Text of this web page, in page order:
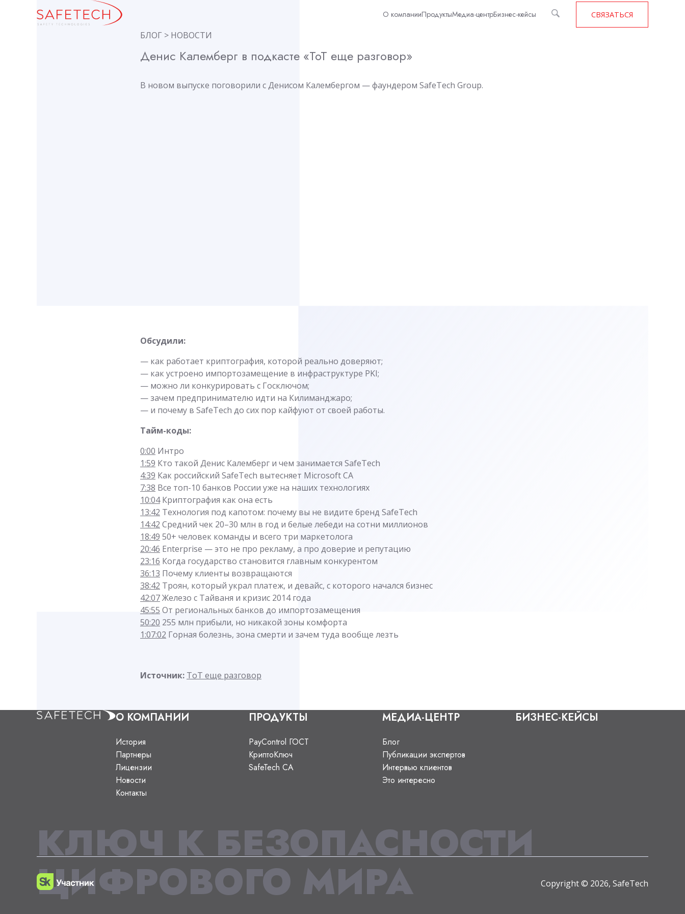
О компанииПродуктыМедиа-центрБизнес-кейсы СВЯЗАТЬСЯ
БЛОГ > НОВОСТИ
Денис Калемберг в подкасте «ТоТ еще разговор»
В новом выпуске поговорили с Денисом Калембергом — фаундером SafeTech Group.
Обсудили:
— как работает криптография, которой реально доверяют;
— как устроено импортозамещение в инфраструктуре PKI;
— можно ли конкурировать с Госключом;
— зачем предпринимателю идти на Килиманджаро;
— и почему в SafeTech до сих пор кайфуют от своей работы.
Тайм-коды:
0:00 Интро
1:59 Кто такой Денис Калемберг и чем занимается SafeTech
4:39 Как российский SafeTech вытесняет Microsoft CA
7:38 Все топ-10 банков России уже на наших технологиях
10:04Криптография как она есть
13:42 Технология под капотом: почему вы не видите бренд SafeTech
14:42 Средний чек 20–30 млн в год и белые лебеди на сотни миллионов
18:49 50+ человек команды и всего три маркетолога
20:46 Enterprise — это не про рекламу, а про доверие и репутацию
23:16 Когда государство становится главным конкурентом
36:13 Почему клиенты возвращаются
38:42 Троян, который украл платеж, и девайс, с которого начался бизнес
42:07Железо с Тайваня и кризис 2014 года
45:55 От региональных банков до импортозамещения
50:20 255 млн прибыли, но никакой зоны комфорта
1:07:02 Горная болезнь, зона смерти и зачем туда вообще лезть
Источник: ТоТ еще разговор
КЛЮЧ К БЕЗОПАСНОСТИ
ЦИФРОВОГО МИРА
О КОМПАНИИ
История
Партнеры
Лицензии
Новости
Контакты
ПРОДУКТЫ
PayControl ГОСТ
КриптоКлюч
SafeTech CA
МЕДИА-ЦЕНТР
Блог
Публикации экспертов
Интервью клиентов
Это интересно
БИЗНЕС-КЕЙСЫ
Copyright © 2026, SafeTech